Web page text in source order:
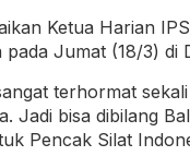
Ketua Harian
Jumat (18/3) di
terhormat
Jadi bisa dibilang
Pencak Silat